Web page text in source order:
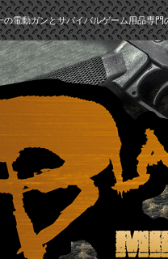
の電動ガンとサバイバルゲーム用品専